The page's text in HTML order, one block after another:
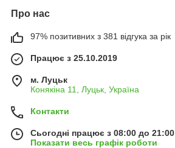
Про нас
97% позитивних з 381 відгука за рік
Працює з 25.10.2019
м. Луцьк
Конякіна 11, Луцьк, Україна
Контакти
Сьогодні працює з 08:00 до 21:00
Показати весь графік роботи